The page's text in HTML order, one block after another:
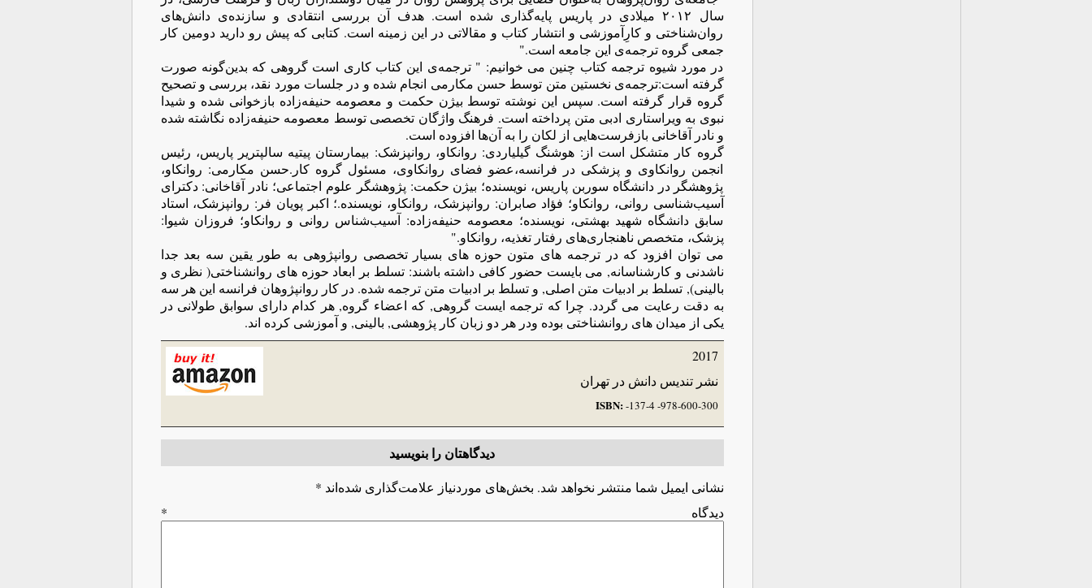
سال ۲۰۱۲ میلادی در پاریس پایه‌گذاری شده است. هدف آن بررسی انتقادی و سازنده‌ی دانش‌های
روان‌شناختی و کارِآموزشی و انتشار کتاب و مقالاتی در این زمینه است. کتابی که پیش رو دارید دومین کار
جمعی گروه ترجمه‌ی این جامعه است."
در مورد شیوه ترجمه کتاب چنین می خوانیم: " ترجمه‌ی این کتاب کاری است گروهی که بدین‌گونه صورت
گرفته است:ترجمه‌ی نخستین متن توسط حسن مکارمی انجام شده و در جلسات مورد نقد، بررسی و تصحیح
گروه قرار گرفته است. سپس این نوشته توسط بیژن حکمت و معصومه حنیفه‌زاده بازخوانی شده و شیدا
نبوی به ویراستاری ادبی متن پرداخته‌ است. فرهنگ واژگان تخصصی توسط معصومه حنیفه‌زاده نگاشته شده
و نادر آقاخانی بازفرست‌هایی از لکان را به آن‌ها افزوده ‌است.
گروه کار متشکل است از: هوشنگ گیلیاردی: روانکاو، روانپزشک: بیمارستان پیتیه سالپتریر پاریس، رئیس
انجمن روانکاوی و پزشکی در فرانسه،عضو فضای روانکاوی، مسئول گروه کار.حسن مکارمی: روانكاو،
پژوهشگر در دانشگاه سوربن پاریس، نویسنده؛ بیژن حکمت: پژوهشگر علوم اجتماعی؛ نادر آقاخانی: دکترای
آسیب‌شناسی روانی، روانکاو؛ فؤاد صابران: روانپزشک، روانكاو، نویسنده.؛ اکبر پویان فر: روانپزشک، استاد
سابق دانشگاه شهید بهشتی، نویسنده؛ معصومه حنیفه‌زاده: آسیب‌شناس روانی و روانکاو؛ فروزان شیوا:
پزشک، متخصص ناهنجاری‌های رفتار تغذیه، روانکاو."
می توان افزود که در ترجمه های متون حوزه های بسیار تخصصی روانپژوهی به طور یقین سه بعد جدا
ناشدنی و کارشناسانه, می بایست حضور کافی داشته باشند: تسلط بر ابعاد حوزه های روانشناختی( نظری و
بالینی), تسلط بر ادبیات متن اصلی, و تسلط بر ادبیات متن ترجمه شده. در کار روانپژوهان فرانسه این هر سه
به دقت رعایت می گردد. چرا که ترجمه ایست گروهی, که اعضاء گروه, هر کدام دارای سوابق طولانی در
یکی از میدان های روانشناختی بوده ودر هر دو زبان کار پژوهشی, بالینی, و آموزشی کرده اند.
2017
نشر تندیس دانش در تهران
ISBN:-137-4 -978-600-300
دیدگاهتان را بنویسید
نشانی ایمیل شما منتشر نخواهد شد. بخش‌های موردنیاز علامت‌گذاری شده‌اند *
دیدگاه *